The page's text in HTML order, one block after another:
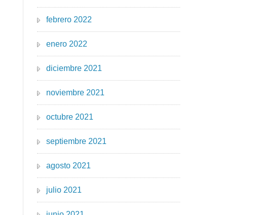
febrero 2022
enero 2022
diciembre 2021
noviembre 2021
octubre 2021
septiembre 2021
agosto 2021
julio 2021